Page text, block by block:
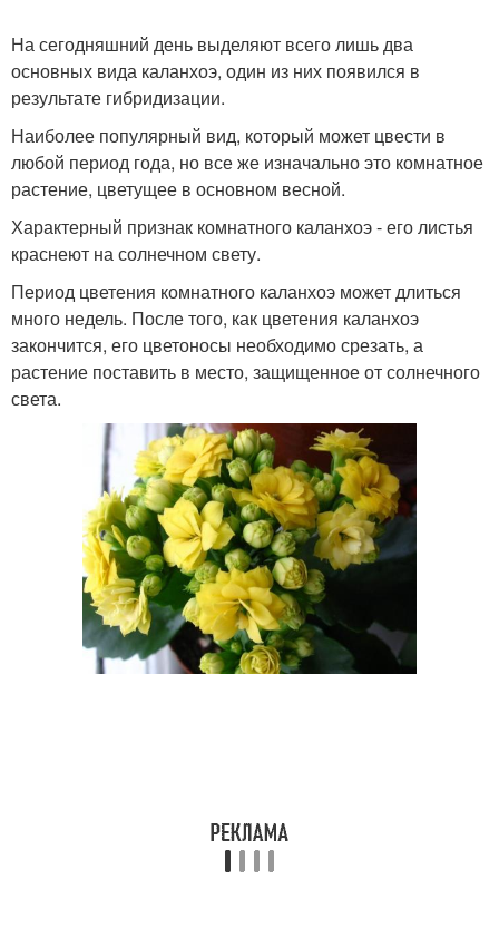
На сегодняшний день выделяют всего лишь два
основных вида каланхоэ, один из них появился в
результате гибридизации.
Наиболее популярный вид, который может цвести в
любой период года, но все же изначально это комнатное
растение, цветущее в основном весной.
Характерный признак комнатного каланхоэ - его листья
краснеют на солнечном свету.
Период цветения комнатного каланхоэ может длиться
много недель. После того, как цветения каланхоэ
закончится, его цветоносы необходимо срезать, а
растение поставить в место, защищенное от солнечного
света.